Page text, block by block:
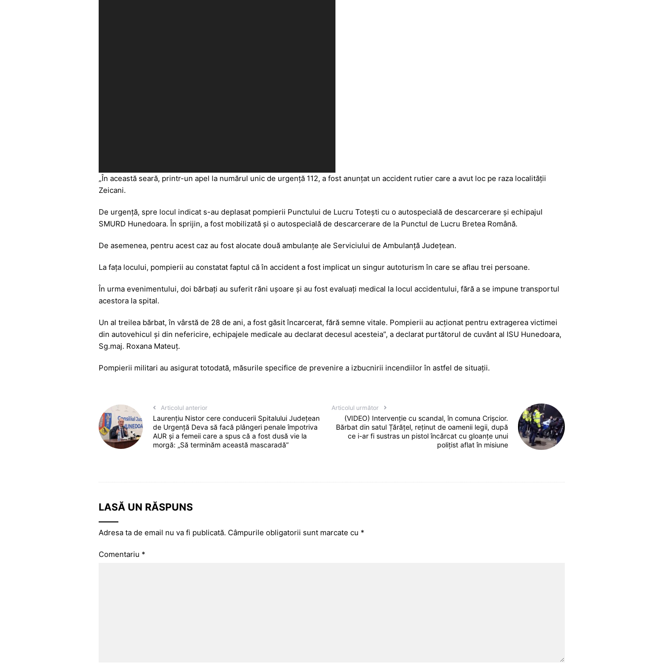
„În această seară, printr-un apel la numărul unic de urgență 112, a fost anunțat un accident rutier care a avut loc pe raza localității
Zeicani.
De urgență, spre locul indicat s-au deplasat pompierii Punctului de Lucru Totești cu o autospecială de descarcerare și echipajul
SMURD Hunedoara. În sprijin, a fost mobilizată și o autospecială de descarcerare de la Punctul de Lucru Bretea Română.
De asemenea, pentru acest caz au fost alocate două ambulanțe ale Serviciului de Ambulanță Județean.
La fața locului, pompierii au constatat faptul că în accident a fost implicat un singur autoturism în care se aflau trei persoane.
În urma evenimentului, doi bărbați au suferit răni ușoare și au fost evaluați medical la locul accidentului, fără a se impune transportul
acestora la spital.
Un al treilea bărbat, în vârstă de 28 de ani, a fost găsit încarcerat, fără semne vitale. Pompierii au acționat pentru extragerea victimei
din autovehicul și din nefericire, echipajele medicale au declarat decesul acesteia”, a declarat purtătorul de cuvânt al ISU Hunedoara,
Sg.maj. Roxana Mateuț.
Pompierii militari au asigurat totodată, măsurile specifice de prevenire a izbucnirii incendiilor în astfel de situații.
Articolul anterior
Laurențiu Nistor cere conducerii Spitalului Județean
de Urgență Deva să facă plângeri penale împotriva
AUR și a femeii care a spus că a fost dusă vie la
morgă: „Să terminăm această mascaradă”
Articolul următor
(VIDEO) Intervenție cu scandal, în comuna Crișcior.
Bărbat din satul Țărățel, reținut de oamenii legii, după
ce i-ar fi sustras un pistol încărcat cu gloanțe unui
polițist aflat în misiune
LASĂ UN RĂSPUNS
Adresa ta de email nu va fi publicată. Câmpurile obligatorii sunt marcate cu *
Comentariu *